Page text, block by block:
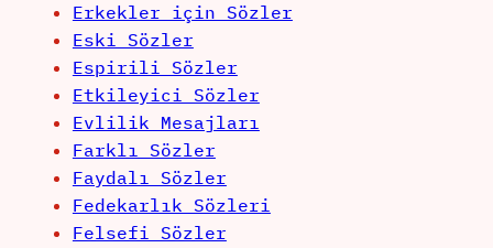
Erkekler için Sözler
Eski Sözler
Espirili Sözler
Etkileyici Sözler
Evlilik Mesajları
Farklı Sözler
Faydalı Sözler
Fedekarlık Sözleri
Felsefi Sözler